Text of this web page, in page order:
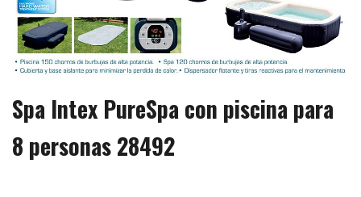
Spa Intex PureSpa con piscina para
8 personas 28492